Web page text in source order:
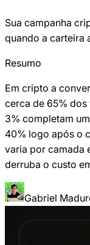
Sua campanha
quando a carteira
Resumo
Em cripto a
cerca de 65% dos
3% completam
40% logo após o
varia por camada
derruba o custo
Gabriel